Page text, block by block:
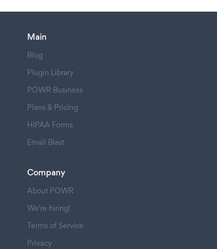
Main
Blog
Plugin Library
POWR Business
Plans & Pricing
HIPAA Forms
Email Blast
Company
About POWR
We're hiring!
Terms of Service
Privacy